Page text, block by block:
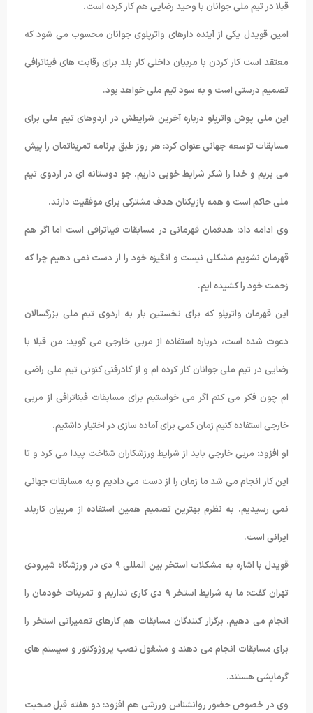
قبلا در تیم ملی جوانان با وحید رضایی هم کار کرده است.
امین قویدل یکی از آینده دارهای واترپلوی جوانان محسوب می شود که
معتقد است کار کردن با مربیان داخلی کار بلد برای رقابت های فیناترافی
تصمیم درستی است و به سود تیم ملی خواهد بود.
این ملی پوش واترپلو درباره آخرین شرایطش در اردوهای تیم ملی برای
مسابقات توسعه جهانی عنوان کرد: هر روز طبق برنامه تمریناتمان را پیش
می بریم و خدا را شکر شرایط خوبی داریم. جو دوستانه ای در اردوی تیم
ملی حاکم است و همه بازیکنان هدف مشترکی برای موفقیت دارند.
وی ادامه داد: هدفمان قهرمانی در مسابقات فیناترافی است اما اگر هم
قهرمان نشویم مشکلی نیست و انگیزه خود را از دست نمی دهیم چرا که
زحمت خود را کشیده ایم.
این قهرمان واترپلو که برای نخستین بار به اردوی تیم ملی بزرگسالان
دعوت شده است، درباره استفاده از مربی خارجی می گوید: من قبلا با
رضایی در تیم ملی جوانان کار کرده ام و از کادرفنی کنونی تیم ملی راضی
ام چون فکر می کنم اگر می خواستیم برای مسابقات فیناترافی از مربی
خارجی استفاده کنیم زمان کمی برای آماده سازی در اختیار داشتیم.
او افزود: مربی خارجی باید از شرایط ورزشکاران شناخت پیدا می کرد و تا
این کار انجام می شد ما زمان را از دست می دادیم و به مسابقات جهانی
نمی رسیدیم. به نظرم بهترین تصمیم همین استفاده از مربیان کاربلد
ایرانی است.
قویدل با اشاره به مشکلات استخر بین المللی ۹ دی در ورزشگاه شیرودی
تهران گفت: ما به شرایط استخر ۹ دی کاری نداریم و تمرینات خودمان را
انجام می دهیم. برگزار کنندگان مسابقات هم کارهای تعمیراتی استخر را
برای مسابقات انجام می دهند و مشغول نصب پروژوکتور و سیستم های
گرمایشی هستند.
وی در خصوص حضور روانشناس ورزشی هم افزود: دو هفته قبل صحبت